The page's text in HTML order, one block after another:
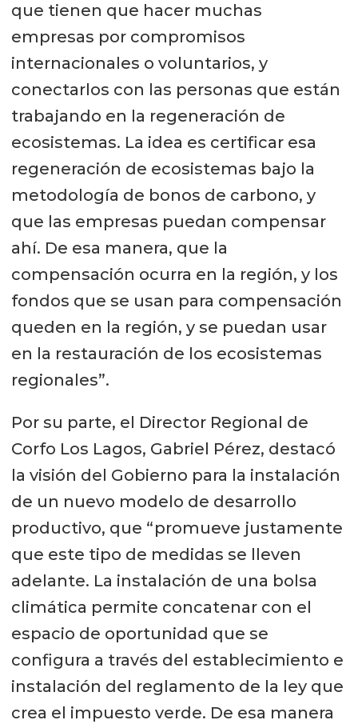
que tienen que hacer muchas
empresas por compromisos
internacionales o voluntarios, y
conectarlos con las personas que están
trabajando en la regeneración de
ecosistemas. La idea es certificar esa
regeneración de ecosistemas bajo la
metodología de bonos de carbono, y
que las empresas puedan compensar
ahí. De esa manera, que la
compensación ocurra en la región, y los
fondos que se usan para compensación
queden en la región, y se puedan usar
en la restauración de los ecosistemas
regionales”.
Por su parte, el Director Regional de
Corfo Los Lagos, Gabriel Pérez, destacó
la visión del Gobierno para la instalación
de un nuevo modelo de desarrollo
productivo, que “promueve justamente
que este tipo de medidas se lleven
adelante. La instalación de una bolsa
climática permite concatenar con el
espacio de oportunidad que se
configura a través del establecimiento e
instalación del reglamento de la ley que
crea el impuesto verde. De esa manera